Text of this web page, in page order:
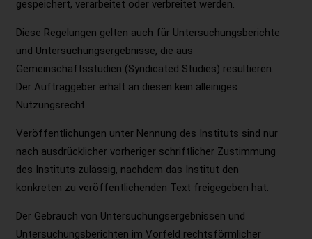
gespeichert, verarbeitet oder verbreitet werden.
Diese Regelungen gelten auch für Untersuchungsberichte
und Untersuchungsergebnisse, die aus
Gemeinschaftsstudien (Syndicated Studies) resultieren.
Der Auftraggeber erhält an diesen kein alleiniges
Nutzungsrecht.
Veröffentlichungen unter Nennung des Instituts sind nur
nach ausdrücklicher vorheriger schriftlicher Zustimmung
des Instituts zulässig, nachdem das Institut den
konkreten zu veröffentlichenden Text freigegeben hat.
Der Gebrauch von Untersuchungsergebnissen und
Untersuchungsberichten im Vorfeld rechtsförmlicher